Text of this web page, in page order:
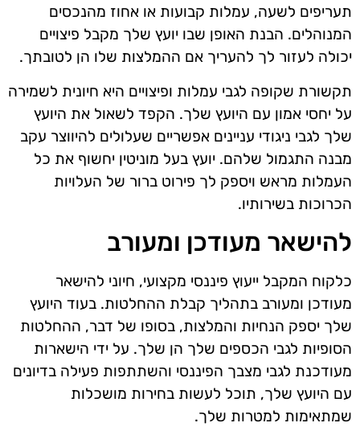
תעריפים לשעה, עמלות קבועות או אחוז מהנכסים
המנוהלים. הבנת האופן שבו יועץ שלך מקבל פיצויים
יכולה לעזור לך להעריך אם ההמלצות שלו הן לטובתך.
תקשורת שקופה לגבי עמלות ופיצויים היא חיונית לשמירה
על יחסי אמון עם היועץ שלך. הקפד לשאול את היועץ
שלך לגבי ניגודי עניינים אפשריים שעלולים להיווצר עקב
מבנה התגמול שלהם. יועץ בעל מוניטין יחשוף את כל
העמלות מראש ויספק לך פירוט ברור של העלויות
הכרוכות בשירותיו.
להישאר מעודכן ומעורב
כלקוח המקבל ייעוץ פיננסי מקצועי, חיוני להישאר
מעודכן ומעורב בתהליך קבלת ההחלטות. בעוד היועץ
שלך יספק הנחיות והמלצות, בסופו של דבר, ההחלטות
הסופיות לגבי הכספים שלך הן שלך. על ידי הישארות
מעודכנת לגבי מצבך הפיננסי והשתתפות פעילה בדיונים
עם היועץ שלך, תוכל לעשות בחירות מושכלות
שמתאימות למטרות שלך.